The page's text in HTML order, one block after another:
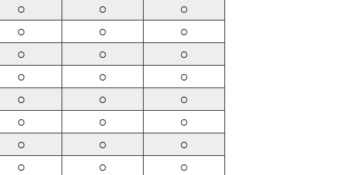
○ ○ ○
○ ○ ○
○ ○ ○
○ ○ ○
○ ○ ○
○ ○ ○
○ ○ ○
○ ○ ○